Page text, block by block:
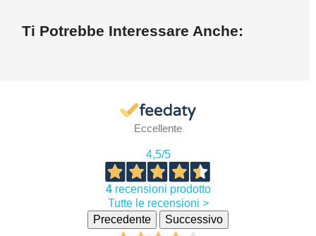
Ti Potrebbe Interessare Anche:
Eccellente
4,5/5
4recensioni prodotto
Tutte le recensioni >
Precedente
Successivo